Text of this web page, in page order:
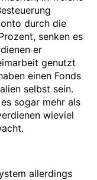
durch die
senken es
er
genutzt
einen Fonds
selbst sein.
sogar mehr als
wieviel
allerdings